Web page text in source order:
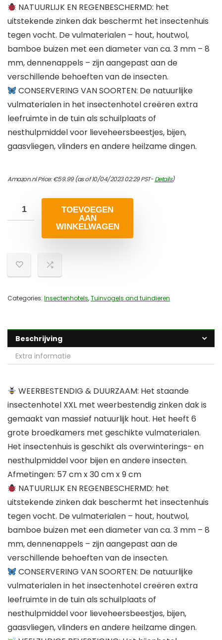
NATUURLIJK EN REGENBESCHERMD: het
uitstekende zinken dak beschermt het insectenhuis
tegen vocht. De vulmaterialen – hout, houtwol,
bamboe buizen met een diameter van ca. 3 mm – 8
mm, dennenappels – zijn aangepast aan de
verschillende behoeften van de insecten.
CONSERVERING VAN SOORTEN: De natuurlijke
vulmaterialen in het insectenhotel creëren extra
leefruimte in de tuin als schuilplaats of
nesthulpmiddel voor lieveheersbeestjes, bijen,
gaasvliegen, vlinders en andere heilzame dingen.
Amazon.nl Price:€59.99(as of 10/04/2023 02:29 PST-Details)
TOEVOEGEN
AAN
WINKELWAGEN
Categories: Insectenhotels,Tuinvogels and tuindieren
Beschrijving
Extra informatie
WEERBESTENDIG & DUURZAAM: Het staande
insectenhotel XXL met weerbestendig zinken dak is
gemaakt van massief natuurlijk hout. Het heeft 6
grote broedkamers met geschikte vulmaterialen.
Het insectenhuis is geschikt als overwinterings- en
nesthulpmiddel voor bijen en andere insecten.
Afmetingen: 57 cm x 30 cm x 9 cm
NATUURLIJK EN REGENBESCHERMD: het
uitstekende zinken dak beschermt het insectenhuis
tegen vocht. De vulmaterialen – hout, houtwol,
bamboe buizen met een diameter van ca. 3 mm – 8
mm, dennenappels – zijn aangepast aan de
verschillende behoeften van de insecten.
CONSERVERING VAN SOORTEN: De natuurlijke
vulmaterialen in het insectenhotel creëren extra
leefruimte in de tuin als schuilplaats of
nesthulpmiddel voor lieveheersbeestjes, bijen,
gaasvliegen, vlinders en andere heilzame dingen.